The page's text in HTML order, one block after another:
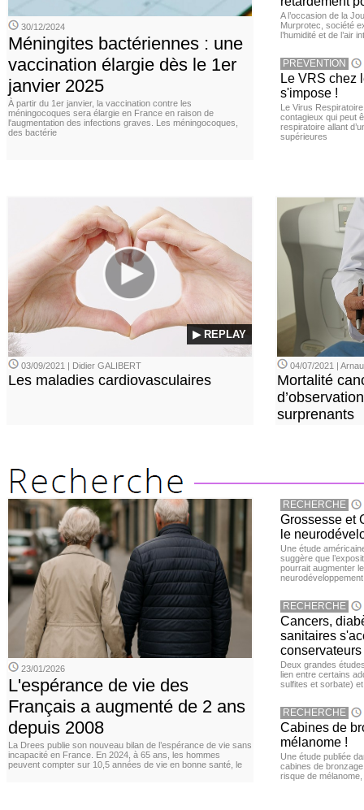
30/12/2024
Méningites bactériennes : une
vaccination élargie dès le 1er
janvier 2025
À partir du 1er janvier, la vaccination contre les
méningocoques sera élargie en France en raison de
l'augmentation des infections graves. Les méningocoques,
des bactérie
A l’occasion de la
Murprotec, société
l’humidité et de l’air
PREVENTION
Le VRS chez
s'impose !
Le Virus
contagieux qui peut
respiratoire allant
supérieures
▶ REPLAY
03/09/2021 | Didier GALIBERT
Les maladies cardiovasculaires
04/07/2021 |
Mortalité
surprenants
23/01/2026
L'espérance de vie des
Français a augmenté de 2 ans
depuis 2008
La Drees publie son nouveau bilan de l’espérance de vie sans
incapacité en France. En 2024, à 65 ans, les hommes
peuvent compter sur 10,5 années de vie en bonne santé, le
RECHERCHE
Grossesse et
le
Une étude
suggère que
pourrait augmenter
neurodéveloppement
RECHERCHE
Cancers,
sanitaires
conservateurs
Deux grandes
lien entre certains
sulfites et sorbate)
RECHERCHE
Cabines de
mélanome !
Une étude publiée
cabines de
risque de